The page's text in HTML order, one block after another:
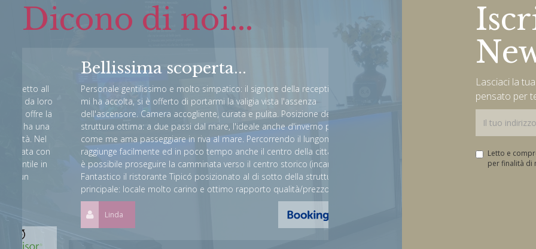
Dicono di noi...
Bellissima scoperta...
Personale gentilissimo e molto simpatico: il signore della reception, che
mi ha accolta, si è offerto di portarmi la valigia vista l'assenza
dell'ascensore. Camera accogliente, curata e pulita. Posizione della
struttura ottima: a due passi dal mare, l'ideale anche d'inverno per chi
come me ama passeggiare in riva al mare. Percorrendo il lungomare si
raggiunge facilmente ed in poco tempo anche il centro della città e da lì
è possibile proseguire la camminata verso il centro storico (incantevole).
Fantastico il ristorante Tipicó posizionato al di sotto della struttura
principale: locale molto carino e ottimo rapporto qualità/prezzo
Very good trip in the
Tank everybody staff. We have good time in
hotel. The price are very cheap and for the
Lasciaci la
pensato per
Letto e
per finalità di